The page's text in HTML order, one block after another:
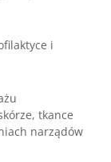
i
tkance
narządów